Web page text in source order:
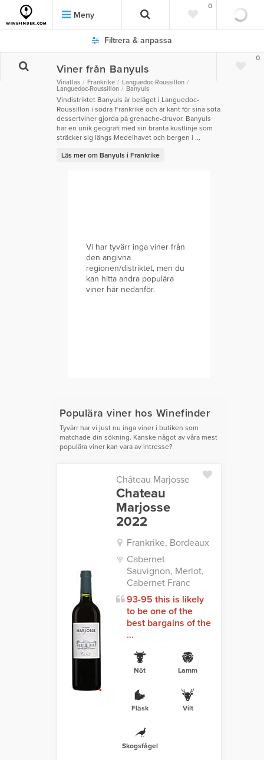
Meny
0
0
Filtrera & anpassa
Viner från Banyuls
Vinatlas Frankrike
Languedoc-Roussillon
Languedoc-Roussillon
Banyuls
Vindistriktet Banyuls är beläget i Languedoc-
Roussillon i södra Frankrike och är känt för sina söta
dessertviner gjorda på grenache-druvor. Banyuls
har en unik geografi med sin branta kustlinje som
sträcker sig längs Medelhavet och bergen i ...
Läs mer om Banyuls i Frankrike
Vi har tyvärr inga viner från
den angivna
regionen/distriktet, men du
kan hitta andra populära
viner här nedanför.
Populära viner hos Winefinder
Tyvärr har vi just nu inga viner i butiken som
matchade din sökning. Kanske något av våra mest
populära viner kan vara av intresse?
Château Marjosse
Chateau
Marjosse
2022
Frankrike, Bordeaux
Cabernet
Sauvignon, Merlot,
Cabernet Franc
93-95 this is likely
to be one of the
best bargains of the
...
Nöt Lamm
Fläsk Vilt
Skogsfågel